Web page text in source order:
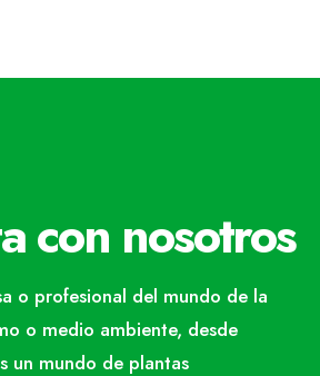
con nosotros
o profesional del mundo de la
o medio ambiente, desde
un mundo de plantas